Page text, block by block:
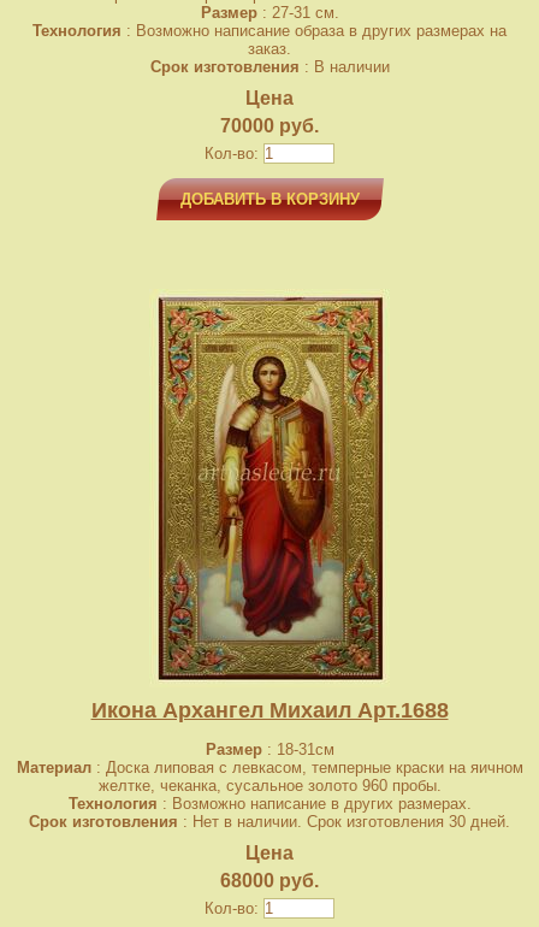
Размер: 27-31 см.
Технология : Возможно написание образа в других размерах на
заказ.
Срок изготовления : В наличии
Цена
70000 руб.
Кол-во:
ДОБАВИТЬ В КОРЗИНУ
Икона Архангел Михаил Арт.1688
Размер: 18-31см
Материал: Доска липовая с левкасом, темперные краски на яичном
желтке, чеканка, сусальное золото 960 пробы.
Технология : Возможно написание в других размерах.
Срок изготовления : Нет в наличии. Срок изготовления 30 дней.
Цена
68000 руб.
Кол-во: